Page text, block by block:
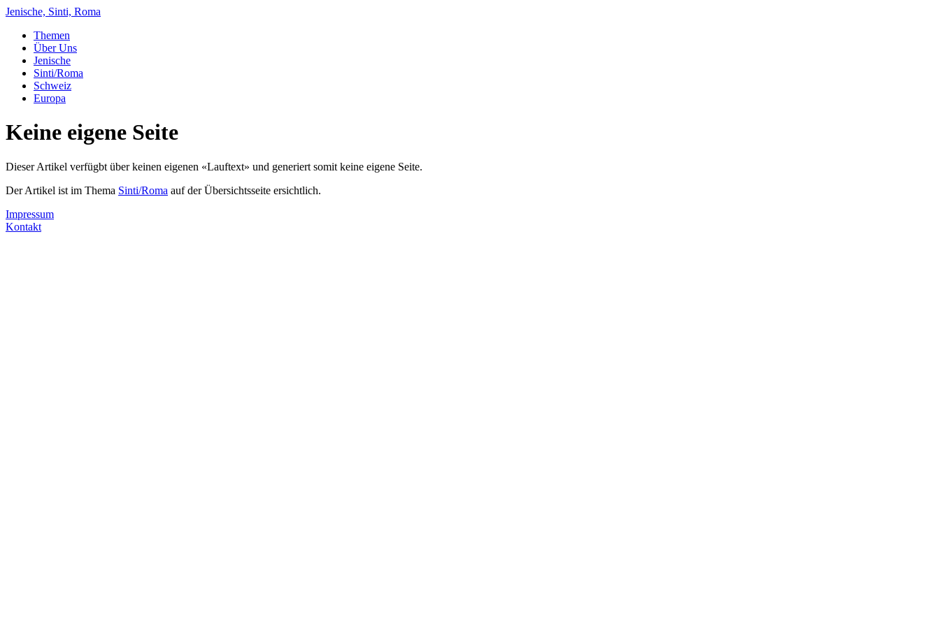
Jenische, Sinti, Roma
Themen
Über Uns
Jenische
Sinti/Roma
Schweiz
Europa
Keine eigene Seite
Dieser Artikel verfügbt über keinen eigenen «Lauftext» und generiert somit keine eigene Seite.
Der Artikel ist im Thema Sinti/Roma auf der Übersichtsseite ersichtlich.
Impressum
Kontakt